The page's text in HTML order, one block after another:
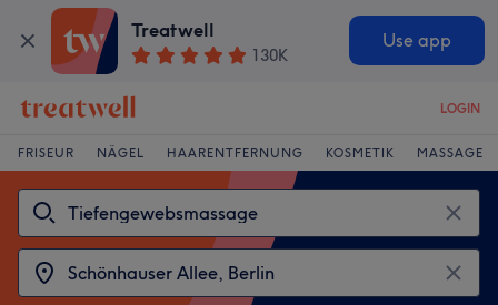
Treatwell
130K
Use app
LOGIN
FRISEUR NÄGEL HAARENTFERNUNG KOSMETIK MASSAGE